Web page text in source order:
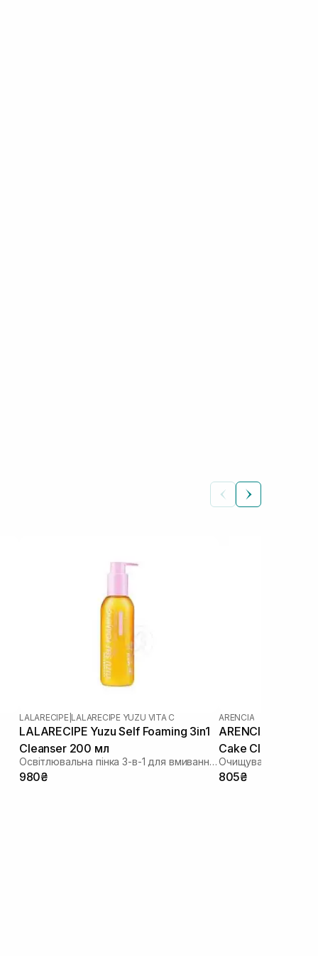
LALARECIPE LALARECIPE YUZU VITA C
LALARECIPE Yuzu Self Foaming 3in1
Cleanser 200 мл
Освітлювальна пінка 3-в-1 для вмивання з екстрактом юдзу
980₴
ARENCIA
ARENCIA Hyssop
Cake Cleanser
805₴